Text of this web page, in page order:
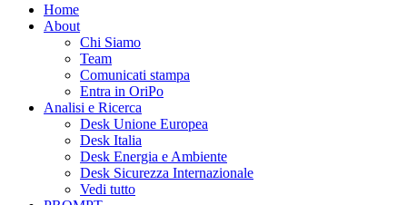
Home
About
Chi Siamo
Team
Comunicati stampa
Entra in OriPo
Analisi e Ricerca
Desk Unione Europea
Desk Italia
Desk Energia e Ambiente
Desk Sicurezza Internazionale
Vedi tutto